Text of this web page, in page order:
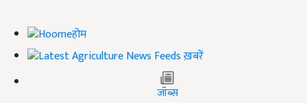
होम
ख़बरें
जॉब्स